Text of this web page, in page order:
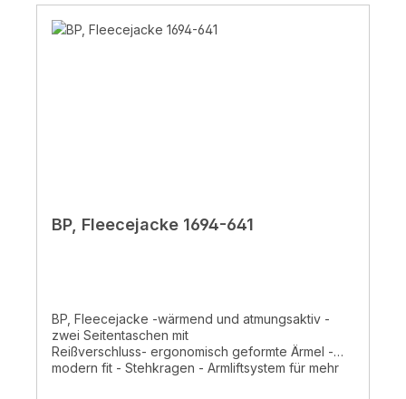
BP, Fleecejacke 1694-641
BP, Fleecejacke -wärmend und atmungsaktiv -
zwei Seitentaschen mit
Reißverschluss- ergonomisch geformte Ärmel -
modern fit - Stehkragen - Armliftsystem für mehr